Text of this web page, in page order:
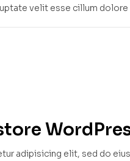
velit esse cillum
adipisicing elit, sed do